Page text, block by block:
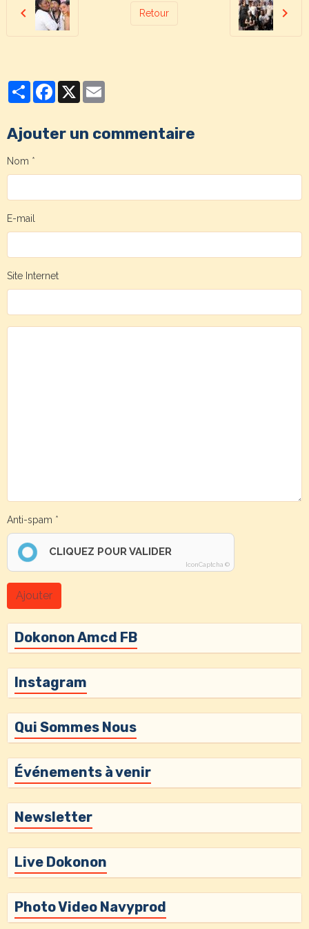
Retour
PartagerFacebook
X
Ajouter un commentaire
Nom
E-mail
Site Internet
Anti-spam
CLIQUEZ POUR VALIDER
IconCaptcha ©
Ajouter
Dokonon Amcd FB
Instagram
Qui Sommes Nous
Événements à venir
Newsletter
Live Dokonon
Photo Video Navyprod